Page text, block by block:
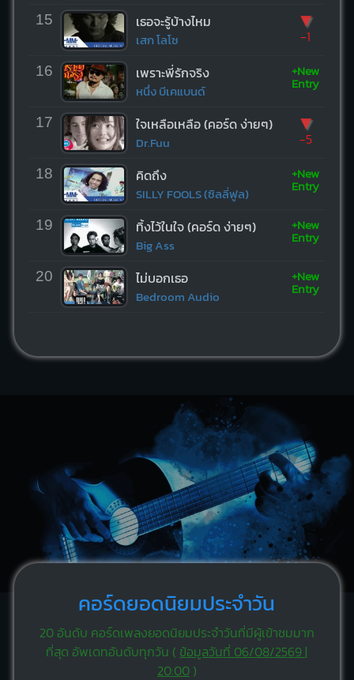
15 เธอจะรู้บ้างไหม
เสก โลโซ
▼
-1
16 เพราะพี่รักจริง
หนึ่ง บีเคแบนด์
+New
Entry
17 ใจเหลือเหลือ (คอร์ด ง่ายๆ)
Dr.Fuu
▼
-5
18 คิดถึง
SILLY FOOLS (ซิลลี่ฟูล)
+New
Entry
19 ทิ้งไว้ในใจ (คอร์ด ง่ายๆ)
Big Ass
+New
Entry
20 ไม่บอกเธอ
Bedroom Audio
+New
Entry
คอร์ดยอดนิยมประจำวัน
20 อันดับ คอร์ดเพลงยอดนิยมประจำวันที่มีผู้เข้าชมมาก
ที่สุด อัพเดทอันดับทุกวัน ( ข้อมูลวันที่ 06/08/2569 |
20:00)